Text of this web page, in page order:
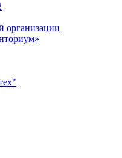
организации